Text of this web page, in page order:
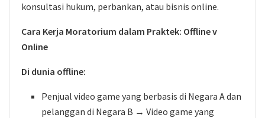
konsultasi hukum, perbankan, atau bisnis online.
Cara Kerja Moratorium dalam Praktek: Offline v
Online
Di dunia offline:
Penjual video game yang berbasis di Negara A dan
pelanggan di Negara B → Video game yang